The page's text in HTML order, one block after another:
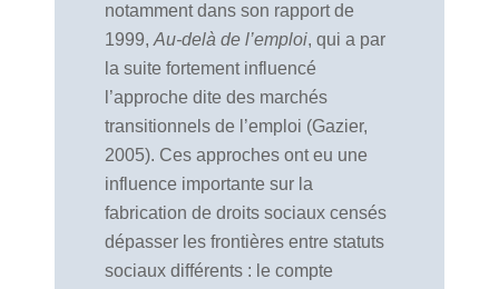
notamment dans son rapport de
1999, Au-delà de l’emploi, qui a par
la suite fortement influencé
l’approche dite des marchés
transitionnels de l’emploi (Gazier,
2005). Ces approches ont eu une
influence importante sur la
fabrication de droits sociaux censés
dépasser les frontières entre statuts
sociaux différents : le compte